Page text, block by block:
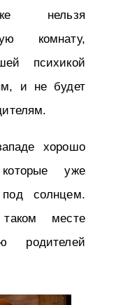
нельзя
комнату,
психикой
и не будет
хорошо
уже
солнцем.
месте
родителей